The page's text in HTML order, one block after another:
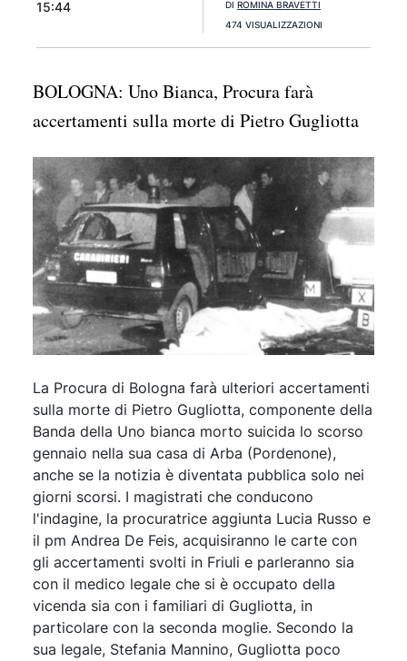
15:44
DI ROMINA BRAVETTI
474 VISUALIZZAZIONI
BOLOGNA: Uno Bianca, Procura farà
accertamenti sulla morte di Pietro Gugliotta
La Procura di Bologna farà ulteriori accertamenti
sulla morte di Pietro Gugliotta, componente della
Banda della Uno bianca morto suicida lo scorso
gennaio nella sua casa di Arba (Pordenone),
anche se la notizia è diventata pubblica solo nei
giorni scorsi. I magistrati che conducono
l'indagine, la procuratrice aggiunta Lucia Russo e
il pm Andrea De Feis, acquisiranno le carte con
gli accertamenti svolti in Friuli e parleranno sia
con il medico legale che si è occupato della
vicenda sia con i familiari di Gugliotta, in
particolare con la seconda moglie. Secondo la
sua legale, Stefania Mannino, Gugliotta poco